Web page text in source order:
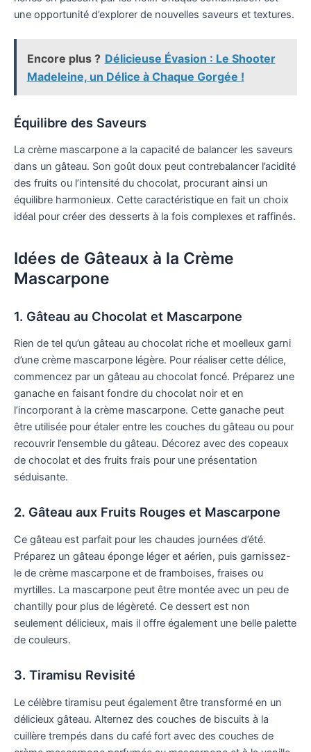
une opportunité d’explorer de nouvelles saveurs et textures.
Encore plus ? Délicieuse Évasion : Le Shooter
Madeleine, un Délice à Chaque Gorgée !
Équilibre des Saveurs
La crème mascarpone a la capacité de balancer les saveurs
dans un gâteau. Son goût doux peut contrebalancer l’acidité
des fruits ou l’intensité du chocolat, procurant ainsi un
équilibre harmonieux. Cette caractéristique en fait un choix
idéal pour créer des desserts à la fois complexes et raffinés.
Idées de Gâteaux à la Crème
Mascarpone
1. Gâteau au Chocolat et Mascarpone
Rien de tel qu’un gâteau au chocolat riche et moelleux garni
d’une crème mascarpone légère. Pour réaliser cette délice,
commencez par un gâteau au chocolat foncé. Préparez une
ganache en faisant fondre du chocolat noir et en
l’incorporant à la crème mascarpone. Cette ganache peut
être utilisée pour étaler entre les couches du gâteau ou pour
recouvrir l’ensemble du gâteau. Décorez avec des copeaux
de chocolat et des fruits frais pour une présentation
séduisante.
2. Gâteau aux Fruits Rouges et Mascarpone
Ce gâteau est parfait pour les chaudes journées d’été.
Préparez un gâteau éponge léger et aérien, puis garnissez-
le de crème mascarpone et de framboises, fraises ou
myrtilles. La mascarpone peut être montée avec un peu de
chantilly pour plus de légèreté. Ce dessert est non
seulement délicieux, mais il offre également une belle palette
de couleurs.
3. Tiramisu Revisité
Le célèbre tiramisu peut également être transformé en un
délicieux gâteau. Alternez des couches de biscuits à la
cuillère trempés dans du café fort avec des couches de